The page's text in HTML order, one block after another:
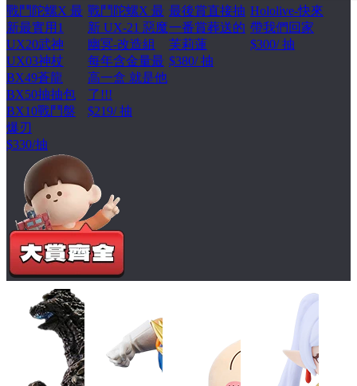
戰鬥陀螺X 最
新最實用1
UX20武神
UX03神杖
BX49蒼龍
BX50抽抽包
BX10戰鬥盤
爆刃
$330/抽
戰鬥陀螺X 最
新 UX-21 惡魔
幽冥-改造組
每年含金量最
高一盒 就是他
了!!!
$219/ 抽
最後賞直接抽
一番賞葬送的
芙莉蓮
$380/ 抽
Hololive-快來
帶我們回家
$300/ 抽